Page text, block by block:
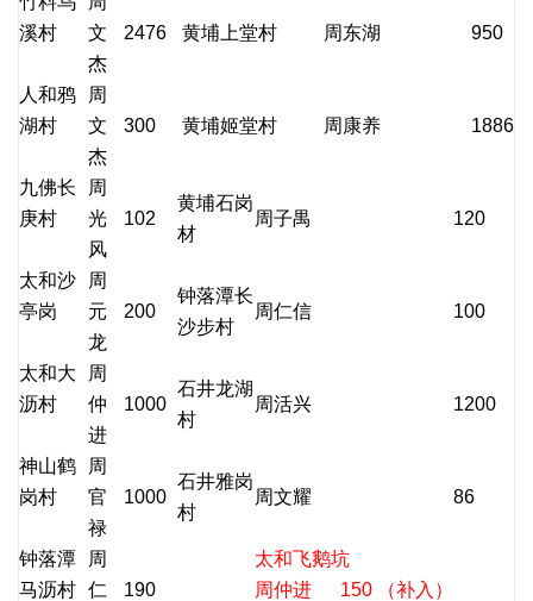
溪村
文
杰
2476 黄埔上堂村 周东湖 950
人和鸦
湖村
周
文
杰
300 黄埔姬堂村 周康养 1886
九佛长
庚村
周
光
风
102
黄埔石岗
材
周子禺 120
太和沙
亭岗
周
元
龙
200
钟落潭长
沙步村
周仁信 100
太和大
沥村
周
仲
进
1000
石井龙湖
村
周活兴 1200
神山鹤
岗村
周
官
禄
1000
石井雅岗
村
周文耀 86
钟落潭
马沥村
周
仁
190
太和飞鹅坑
周仲进 150
（补入）